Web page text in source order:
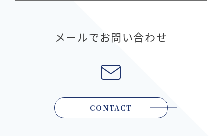
メールでお問い合わせ
CONTACT